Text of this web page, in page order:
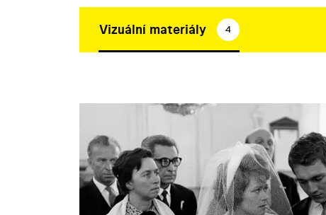
Vizuální materiály 4